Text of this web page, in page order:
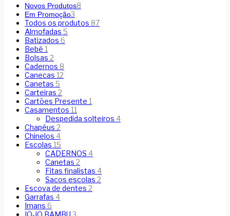
Novos Produtos8
Em Promoção3
Todos os produtos 87
Almofadas 5
Batizados 6
Bebé 1
Bolsas 2
Cadernos 8
Canecas 12
Canetas 5
Carteiras 2
Cartões Presente 1
Casamentos 11
Despedida solteiros 4
Chapéus 2
Chinelos 4
Escolas 15
CADERNOS 4
Canetas 2
Fitas finalistas 4
Sacos escolas 2
Escova de dentes 2
Garrafas 4
Imans 6
IO-IO BAMBU3